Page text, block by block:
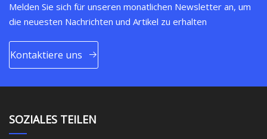
Melden Sie sich für unseren monatlichen Newsletter an, um
die neuesten Nachrichten und Artikel zu erhalten
Kontaktiere uns
SOZIALES TEILEN